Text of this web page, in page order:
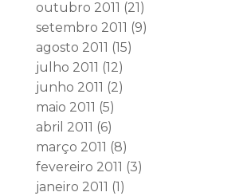
outubro 2011 (21)
setembro 2011 (9)
agosto 2011 (15)
julho 2011 (12)
junho 2011 (2)
maio 2011 (5)
abril 2011 (6)
março 2011 (8)
fevereiro 2011 (3)
janeiro 2011 (1)